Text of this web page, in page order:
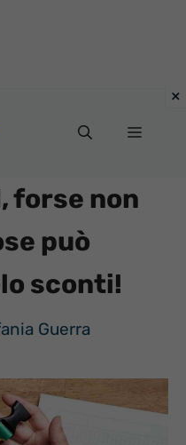
Menu
forse non
può
sconti!
Guerra